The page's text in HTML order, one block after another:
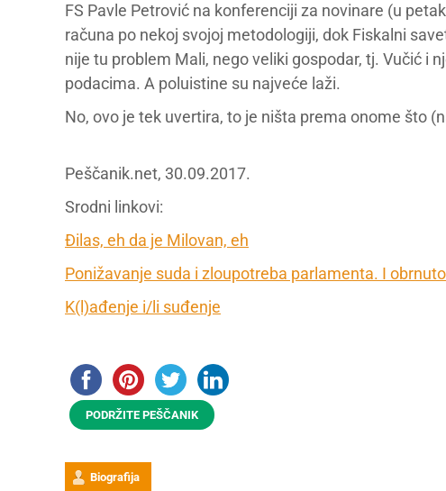
FS Pavle Petrović na konferenciji za novinare (u
računa po nekoj svojoj metodologiji, dok Fiskalni
nije tu problem Mali, nego veliki gospodar, tj. Vučić i
podacima. A poluistine su najveće laži.
No, ovo je tek uvertira, to je ništa prema onome što
Peščanik.net, 30.09.2017.
Srodni linkovi:
Đilas, eh da je Milovan, eh
Ponižavanje suda i zloupotreba parlamenta. I obrnuto
K(l)ađenje i/li suđenje
PODRŽITE PEŠČANIK
Biografija